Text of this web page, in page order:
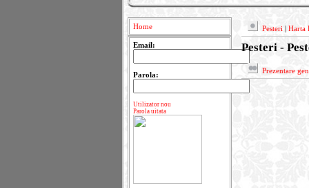
Home
Email:
Parola:
Utilizator nou
Parola uitata
Pesteri Harta
Pesteri -
Prezentare